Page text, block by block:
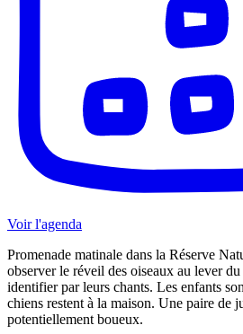
Voir l'agenda
Promenade matinale dans la Réserve
observer le réveil des oiseaux au lever
identifier par leurs chants. Les enfants
chiens restent à la maison. Une paire de
potentiellement boueux.